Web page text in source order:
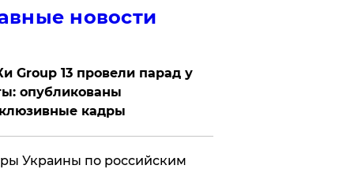
новости
Group 13 провели парад у
опубликованы
кадры
Украины по российским